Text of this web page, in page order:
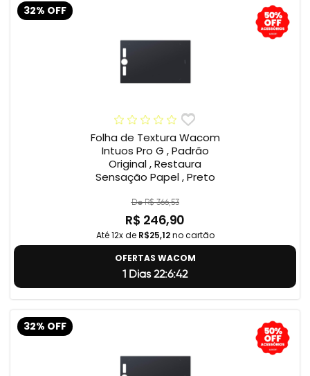
32% OFF
Folha de Textura Wacom
Intuos Pro G , Padrão
Original , Restaura
Sensação Papel , Preto
De R$ 366,53
R$ 246,90
Até 12x de R$25,12no cartão
OFERTAS WACOM
1 Dias 22:6:41
32% OFF